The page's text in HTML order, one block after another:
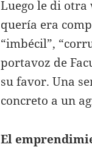
Luego le di otra
quería era
“imbécil”,
portavoz de
su favor. Una
concreto a un
El